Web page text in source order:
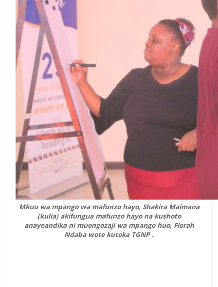
Mkuu wa mpango wa mafunzo hayo, Shakira Maimana
(kulia) akifungua mafunzo hayo na kushoto
anayeandika ni muongozaji wa mpango huo, Florah
Ndaba wote kutoka TGNP .